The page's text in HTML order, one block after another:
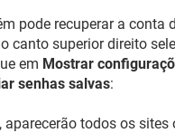
pode recuperar a conta
canto superior direito
em Mostrar
senhas salvas:
aparecerão todos os